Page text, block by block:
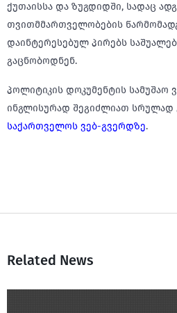
ქუთაისსა და ზუგდიდში, სადაც
თვითმმართველობების
დაინტერესებულ პირებს
გაცნობოდნენ.
პოლიტიკის დოკუმენტის სამუშაო
ინგლისურად შეგიძლიათ სრულად
საქართველოს ვებ-გვერდზე.
Related News